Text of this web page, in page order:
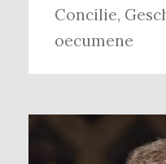
Concilie,
oecumene